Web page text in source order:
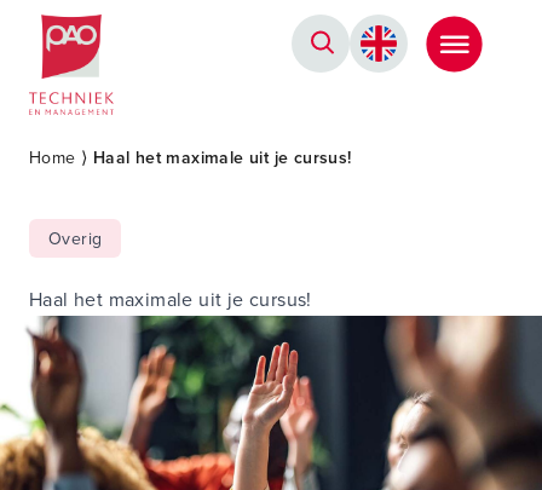
Postacademische cursussen, leergangen en opleidingen
Home ⟩ Haal het maximale uit je cursus!
Overig
Haal het maximale uit je cursus!